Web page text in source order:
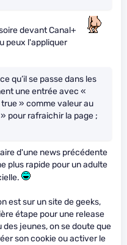
devant Canal+
peux l'appliquer
qu’il se passe dans les
une entrée avec «
» comme valeur au
pour rafraichir la page ;
d'une news précédente
plus rapide pour un adulte
est sur un site de geeks,
étape pour une release
jeunes, on se doute que
son cookie ou activer le